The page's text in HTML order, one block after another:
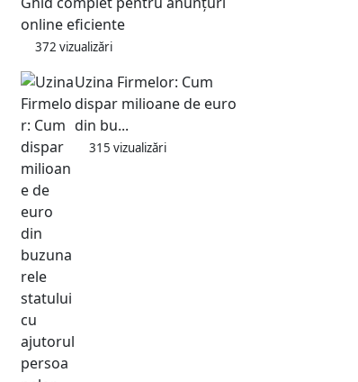
online eficiente
372 vizualizări
Uzina Firmelor: Cum
dispar milioane de euro
din bu...
315 vizualizări